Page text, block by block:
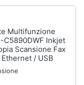
Multifunzione
C5890DWF Inkjet
Scansione Fax
/ USB